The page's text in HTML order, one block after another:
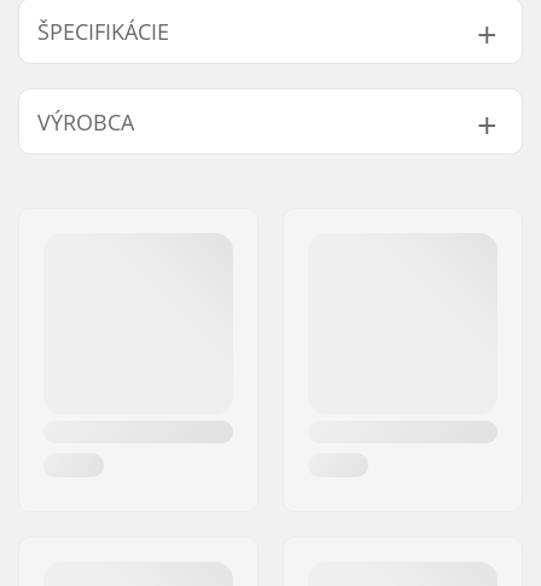
ŠPECIFIKÁCIE
Hmotnosť: 60g
VÝROBCA